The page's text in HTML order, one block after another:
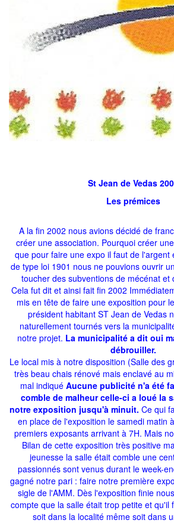
St Jean de Vedas
Les prémices
A la fin 2002 nous avions décidé de
créer une association. Pourquoi créer
que pour faire une expo il faut de l'argent
de type loi 1901 nous ne pouvions ouvrir
toucher des subventions de mécénat et
Cela fut dit et ainsi fait fin 2002
mis en tête de faire une exposition pour
président habitant ST Jean de Vedas
naturellement tournés vers la
notre projet. La municipalité a dit oui
débrouiller.
Le local mis à notre disposition (Salle des
très beau chais rénové mais enclavé au
mal indiqué Aucune publicité n'a été
comble de malheur celle-ci a loué la
notre exposition jusqu'à minuit. Ce qui
en place de l'exposition le samedi matin
premiers exposants arrivant à 7H. Mais
Bilan de cette exposition très positive
jeunesse la salle était comble une
passionnés sont venus durant le week-
gagné notre pari : faire notre première
sigle de l'AMM. Dès l'exposition finie
compte que la salle était trop petite et qu'il
soit dans la localité même soit dans